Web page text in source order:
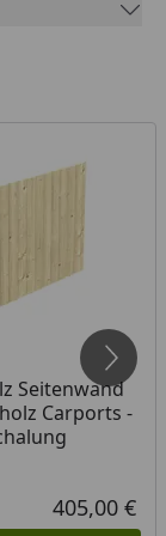
mit
aus
mit
Seitenwand
Carports -
405,00 €